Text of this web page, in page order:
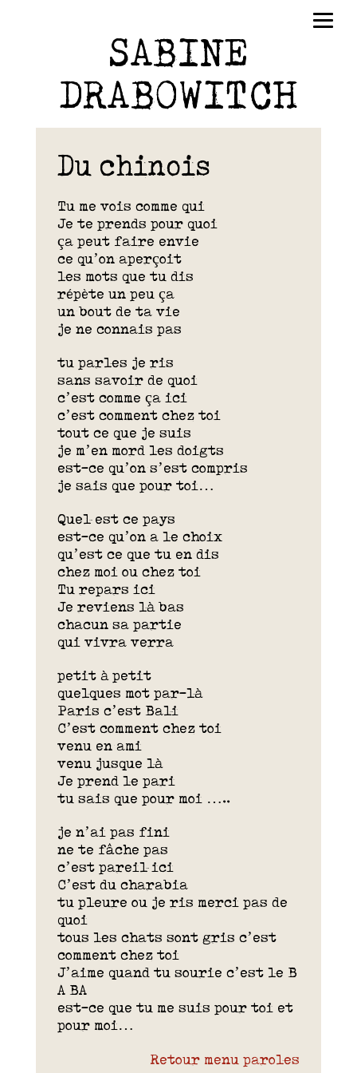
SABINE
DRABOWITCH
Du chinois
Tu me vois comme qui
Je te prends pour quoi
ça peut faire envie
ce qu’on aperçoit
les mots que tu dis
répète un peu ça
un bout de ta vie
je ne connais pas
tu parles je ris
sans savoir de quoi
c’est comme ça ici
c’est comment chez toi
tout ce que je suis
je m’en mord les doigts
est-ce qu’on s’est compris
je sais que pour toi…
Quel est ce pays
est-ce qu’on a le choix
qu’est ce que tu en dis
chez moi ou chez toi
Tu repars ici
Je reviens là bas
chacun sa partie
qui vivra verra
petit à petit
quelques mot par-là
Paris c’est Bali
C’est comment chez toi
venu en ami
venu jusque là
Je prend le pari
tu sais que pour moi …..
je n’ai pas fini
ne te fâche pas
c’est pareil ici
C’est du charabia
tu pleure ou je ris merci pas de
quoi
tous les chats sont gris c’est
comment chez toi
J’aime quand tu sourie c’est le B
A BA
est-ce que tu me suis pour toi et
pour moi…
Retour menu paroles